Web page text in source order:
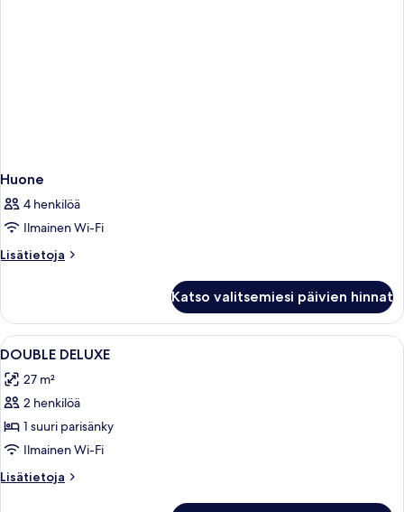
Huone
4 henkilöä
Ilmainen Wi-Fi
Lisätietoja
Lisätietoja
Katso valitsemiesi päivien hinnat
Avaa
kaikki
huonetyypin
DOUBLE
DELUXE
kuvat
Huone, jossa on sänky, työpöytä,
3
DOUBLE DELUXE
27 m²
2 henkilöä
1 suuri parisänky
Ilmainen Wi-Fi
Lisätietoja
Lisätietoja